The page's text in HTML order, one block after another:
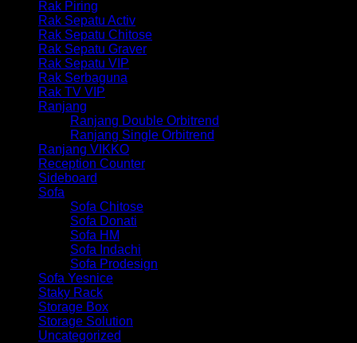
Rak Piring
Rak Sepatu Activ
Rak Sepatu Chitose
Rak Sepatu Graver
Rak Sepatu VIP
Rak Serbaguna
Rak TV VIP
Ranjang
Ranjang Double Orbitrend
Ranjang Single Orbitrend
Ranjang VIKKO
Reception Counter
Sideboard
Sofa
Sofa Chitose
Sofa Donati
Sofa HM
Sofa Indachi
Sofa Prodesign
Sofa Yesnice
Staky Rack
Storage Box
Storage Solution
Uncategorized